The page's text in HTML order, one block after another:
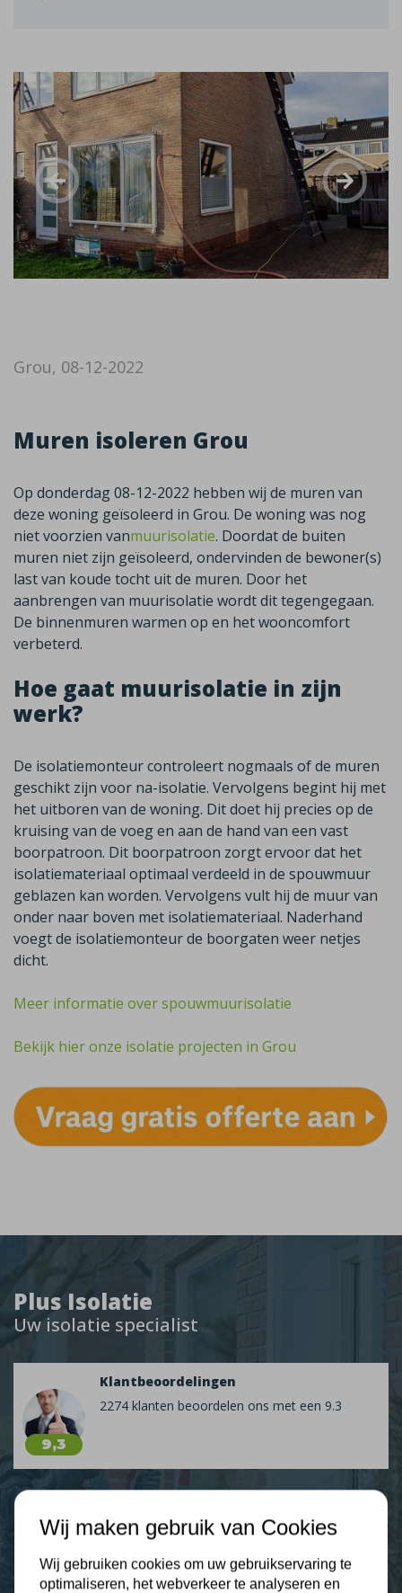
Plus Isolatie
Uw isolatie specialist
9,3
Klantbeoordelingen
2274 klanten beoordelen ons met een 9.3
Nieuws
Contact
Grou, 08-12-2022
Muren isoleren Grou
Op donderdag 08-12-2022 hebben wij de muren van
deze woning geïsoleerd in Grou. De woning was nog
niet voorzien vanmuurisolatie. Doordat de buiten
muren niet zijn geïsoleerd, ondervinden de bewoner(s)
last van koude tocht uit de muren. Door het
aanbrengen van muurisolatie wordt dit tegengegaan.
De binnenmuren warmen op en het wooncomfort
verbeterd.
Hoe gaat muurisolatie in zijn
werk?
De isolatiemonteur controleert nogmaals of de muren
geschikt zijn voor na-isolatie. Vervolgens begint hij met
het uitboren van de woning. Dit doet hij precies op de
kruising van de voeg en aan de hand van een vast
boorpatroon. Dit boorpatroon zorgt ervoor dat het
isolatiemateriaal optimaal verdeeld in de spouwmuur
geblazen kan worden. Vervolgens vult hij de muur van
onder naar boven met isolatiemateriaal. Naderhand
voegt de isolatiemonteur de boorgaten weer netjes
dicht.
Meer informatie over spouwmuurisolatie
Bekijk hier onze isolatie projecten in Grou
Wij maken gebruik van Cookies
Wij gebruiken cookies om uw gebruikservaring te
optimaliseren, het webverkeer te analyseren en